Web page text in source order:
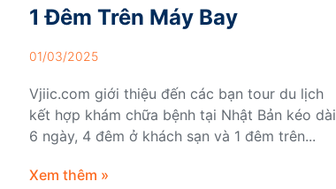
1 Đêm Trên Máy Bay
01/03/2025
Vjiic.com giới thiệu đến các bạn tour du lịch
kết hợp khám chữa bệnh tại Nhật Bản kéo dài
6 ngày, 4 đêm ở khách sạn và 1 đêm trên...
Xem thêm »